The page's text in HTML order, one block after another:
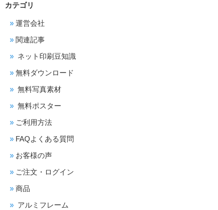
カテゴリ
運営会社
関連記事
ネット印刷豆知識
無料ダウンロード
無料写真素材
無料ポスター
ご利用方法
FAQよくある質問
お客様の声
ご注文・ログイン
商品
アルミフレーム